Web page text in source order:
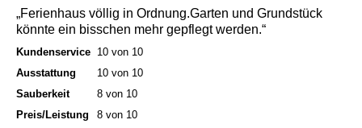
„Ferienhaus völlig in Ordnung.Garten und Grundstück
könnte ein bisschen mehr gepflegt werden.“
Kundenservice 10 von 10
Ausstattung
10 von 10
Sauberkeit
8 von 10
Preis/Leistung
8 von 10